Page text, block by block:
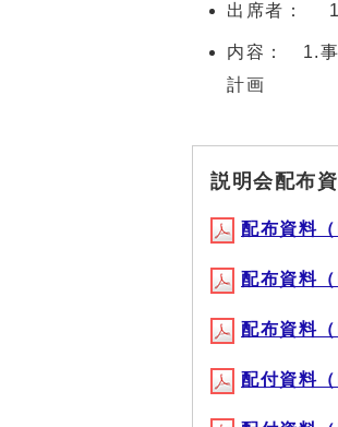
出席者：
内容： 1.事
計画
説明会配布
配布資料
配布資料
配布資料
配付資料